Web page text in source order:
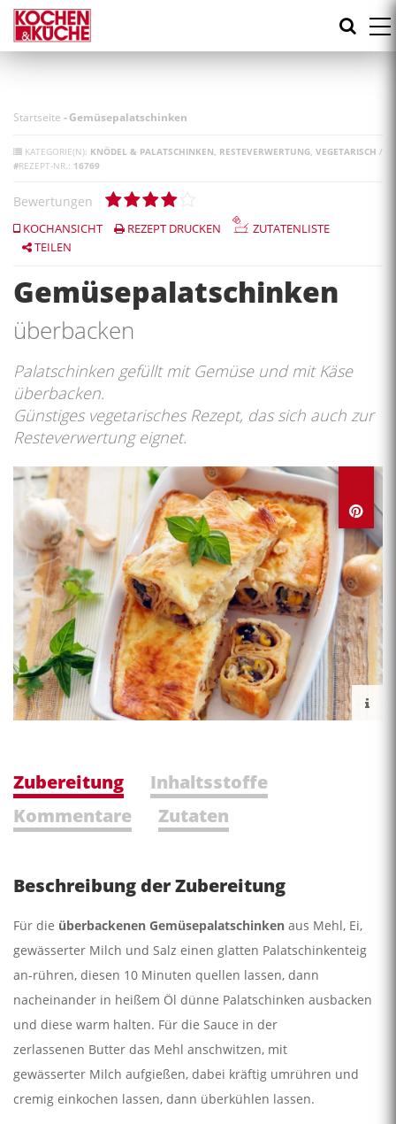
Direkt
zum
Inhalt
Startseite -Gemüsepalatschinken
KATEGORIE(N): KNÖDEL & PALATSCHINKEN RESTEVERWERTUNG VEGETARISCH /
#REZEPT-NR.: 16769
Bewertungen
KOCHANSICHT REZEPT DRUCKEN
ZUTATENLISTE
TEILEN
Gemüsepalatschinken
überbacken
Palatschinken gefüllt mit Gemüse und mit Käse
überbacken.
Günstiges vegetarisches Rezept, das sich auch zur
Resteverwertung eignet.
Zubereitung
Inhaltsstoffe
Kommentare
Zutaten
Beschreibung der Zubereitung
Für die überbackenen Gemüsepalatschinken aus Mehl, Ei,
gewässerter Milch und Salz einen glatten Palatschinkenteig
an-rühren, diesen 10 Minuten quellen lassen, dann
nacheinander in heißem Öl dünne Palatschinken ausbacken
und diese warm halten. Für die Sauce in der
zerlassenen Butter das Mehl anschwitzen, mit
gewässerter Milch aufgießen, dabei kräftig umrühren und
cremig einkochen lassen, dann überkühlen lassen.